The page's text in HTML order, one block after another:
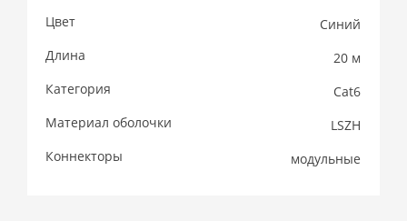
Цвет
Синий
Длина
20 м
Категория
Cat6
Материал оболочки
LSZH
Коннекторы
модульные